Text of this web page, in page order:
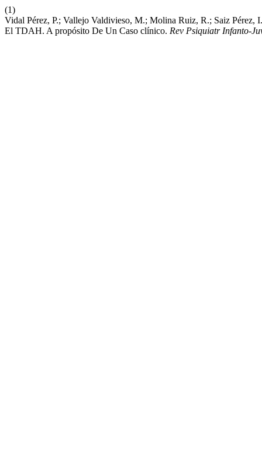
(1)
Vidal Pérez, P.; Vallejo Valdivieso, M.; Molina Ruiz, R.; Saiz Pérez,
El TDAH. A propósito De Un Caso clínico. Rev Psiquiatr Infanto-